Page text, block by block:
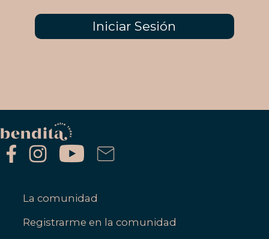
Iniciar Sesión
La comunidad
Registrarme en la comunidad